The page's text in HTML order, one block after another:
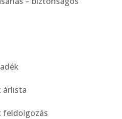
árlista
feldolgozás